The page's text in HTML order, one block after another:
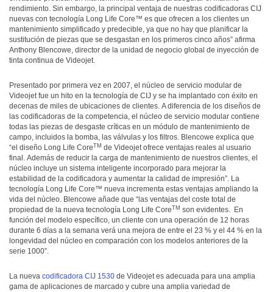
rendimiento. Sin embargo, la principal ventaja de nuestras codificadoras CIJ
nuevas con tecnología Long Life Core™ es que ofrecen a los clientes un
mantenimiento simplificado y predecible, ya que no hay que planificar la
sustitución de piezas que se desgastan en los primeros cinco años” afirma
Anthony Blencowe, director de la unidad de negocio global de inyección de
tinta continua de Videojet.
Presentado por primera vez en 2007, el núcleo de servicio modular de
Videojet fue un hito en la tecnología de CIJ y se ha implantado con éxito en
decenas de miles de ubicaciones de clientes. A diferencia de los diseños de
las codificadoras de la competencia, el núcleo de servicio modular contiene
todas las piezas de desgaste críticas en un módulo de mantenimiento de
campo, incluidos la bomba, las válvulas y los filtros. Blencowe explica que
“el diseño Long Life CoreTM de Videojet ofrece ventajas reales al usuario
final. Además de reducir la carga de mantenimiento de nuestros clientes, el
núcleo incluye un sistema inteligente incorporado para mejorar la
estabilidad de la codificadora y aumentar la calidad de impresión”. La
tecnología Long Life Core™ nueva incrementa estas ventajas ampliando la
vida del núcleo. Blencowe añade que “las ventajas del coste total de
propiedad de la nueva tecnología Long Life CoreTM son evidentes. En
función del modelo específico, un cliente con una operación de 12 horas
durante 6 días a la semana verá una mejora de entre el 23 % y el 44 % en la
longevidad del núcleo en comparación con los modelos anteriores de la
serie 1000”.
La nueva codificadora CIJ 1530 de Videojet es adecuada para una amplia
gama de aplicaciones de marcado y cubre una amplia variedad de